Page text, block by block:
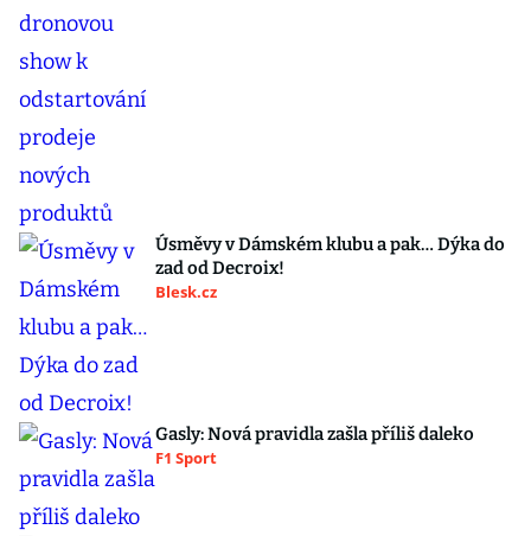
Úsměvy v Dámském klubu a pak… Dýka do
zad od Decroix!
Blesk.cz
Gasly: Nová pravidla zašla příliš daleko
F1 Sport